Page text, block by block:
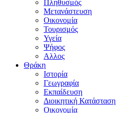
Πληθυσμός
Μετανάστευση
Οικονομία
Τουρισμός
Υγεία
Ψήφος
Αλλος
Θράκη
Ιστορία
Γεωγραφία
Εκπαίδευση
Διοικητική Κατάσταση
Οικονομία